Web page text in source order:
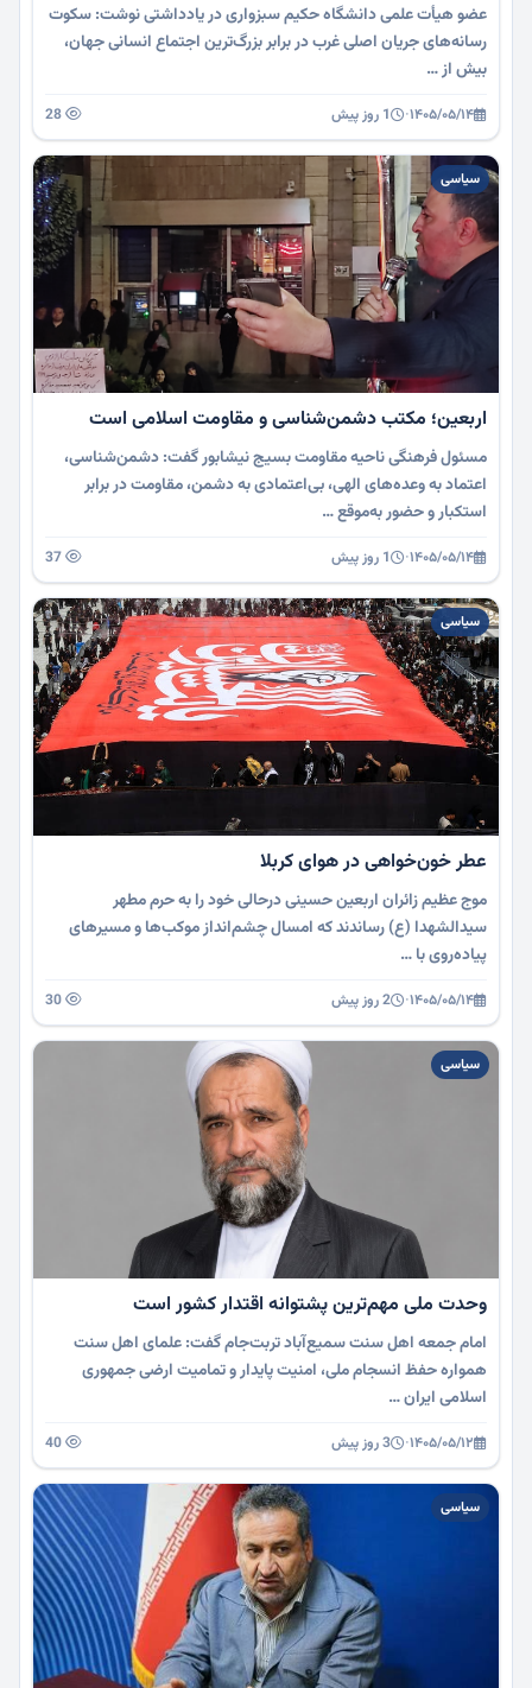
عضو هیأت علمی دانشگاه حکیم سبزواری در یادداشتی نوشت: سکوت
رسانه‌های جریان اصلی غرب در برابر بزرگ‌ترین اجتماع انسانی جهان،
بیش از …
۱۴۰۵/۰۵/۱۴· 1 روز پیش
سیاسی
اربعین؛ مکتب دشمن‌شناسی و مقاومت اسلامی است
مسئول فرهنگی ناحیه مقاومت بسیج نیشابور گفت: دشمن‌شناسی،
اعتماد به وعده‌های الهی، بی‌اعتمادی به دشمن، مقاومت در برابر
استکبار و حضور به‌موقع …
۱۴۰۵/۰۵/۱۴· 1 روز پیش
سیاسی
عطر خون‌خواهی در هوای کربلا
موج عظیم زائران اربعین حسینی درحالی خود را به حرم مطهر
سیدالشهدا (ع) رساندند که امسال چشم‌انداز موکب‌‌ها و مسیرهای
پیاده‌روی با …
۱۴۰۵/۰۵/۱۴· 2 روز پیش
سیاسی
وحدت ملی مهم‌ترین پشتوانه اقتدار کشور است
امام جمعه اهل سنت سمیع‌آباد تربت‌جام گفت: علمای اهل سنت
همواره حفظ انسجام ملی، امنیت پایدار و تمامیت ارضی جمهوری
اسلامی ایران …
۱۴۰۵/۰۵/۱۲· 3 روز پیش
سیاسی